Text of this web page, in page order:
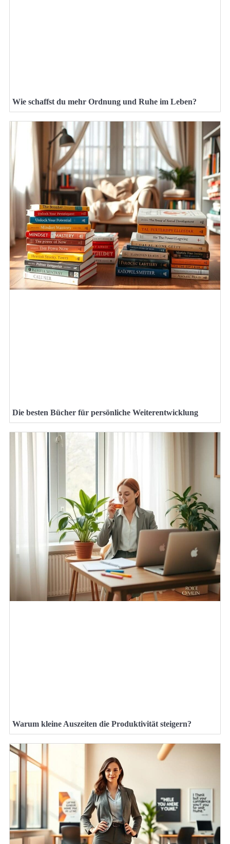
Wie schaffst du mehr Ordnung und Ruhe im Leben?
Die besten Bücher für persönliche Weiterentwicklung
Warum kleine Auszeiten die Produktivität steigern?